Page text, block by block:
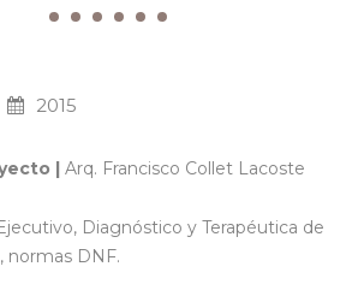
2015
| Arq. Francisco Collet Lacoste
Diagnóstico y Terapéutica de
normas DNF.